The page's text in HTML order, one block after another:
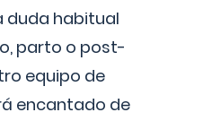
duda habitual
parto o post-
equipo de
encantado de